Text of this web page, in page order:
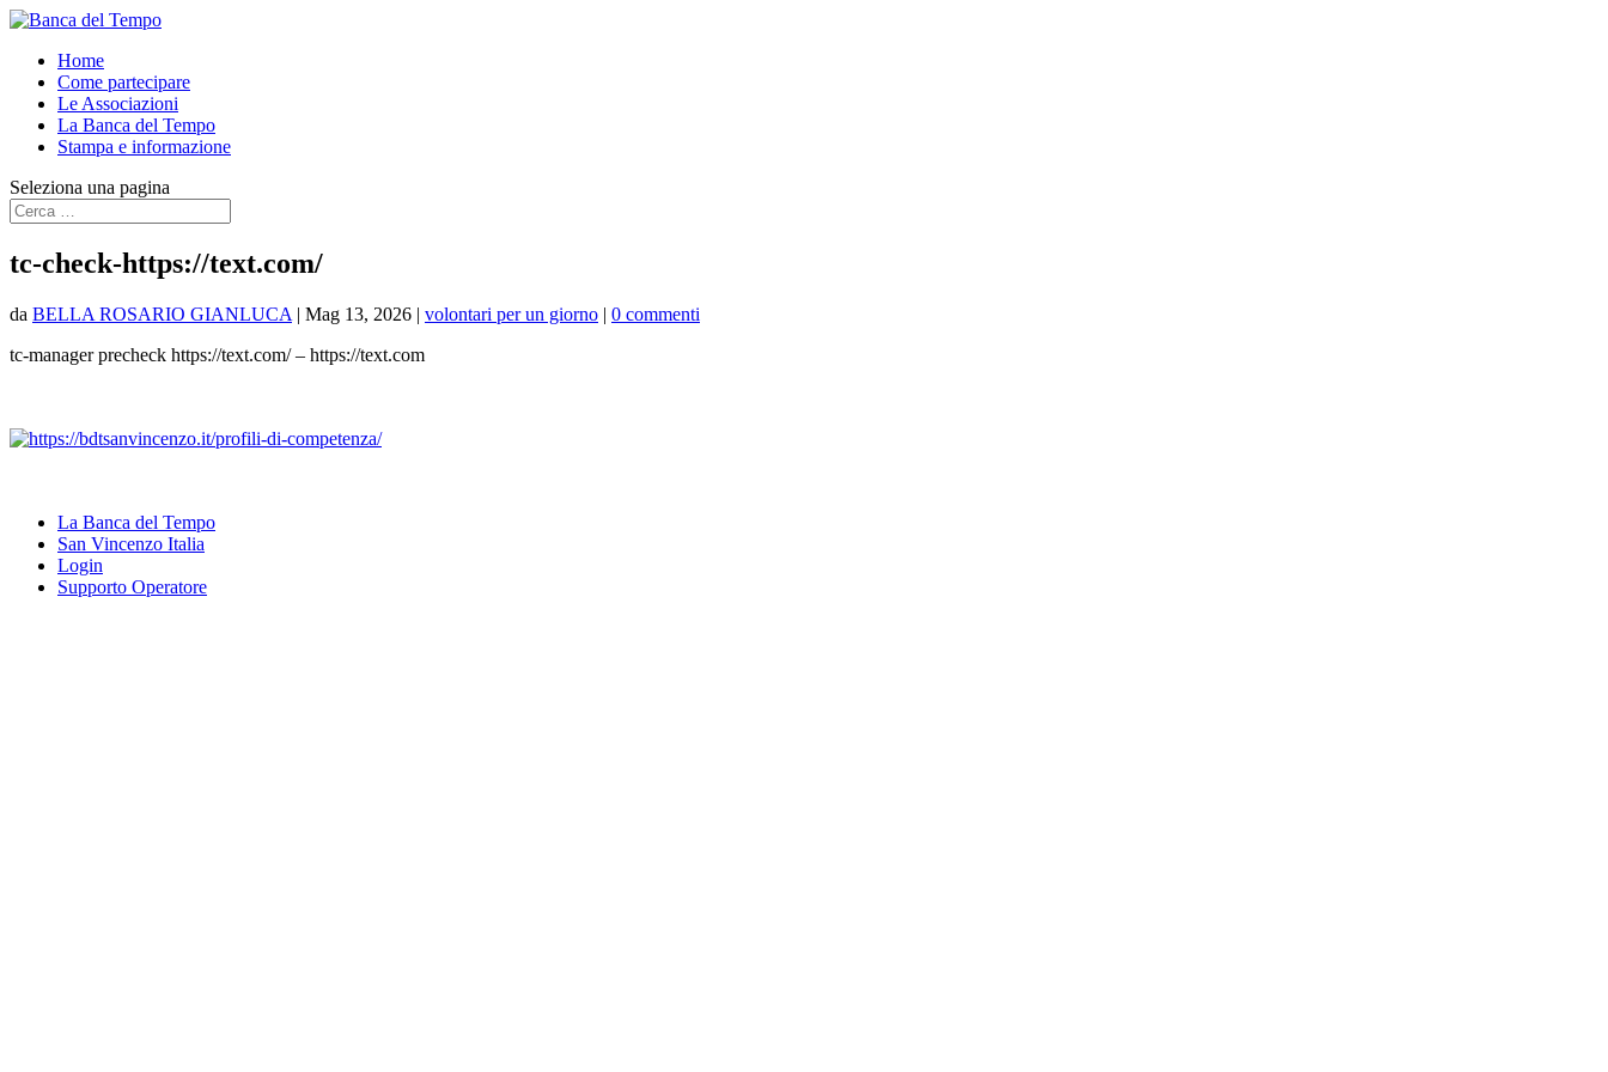
Home
Come partecipare
Le Associazioni
La Banca del Tempo
Stampa e informazione
Seleziona una pagina
tc-check-https://text.com/
da BELLA ROSARIO GIANLUCA | Mag 13, 2026 | volontari per un giorno | 0 commenti
tc-manager precheck https://text.com/ – https://text.com
La Banca del Tempo
San Vincenzo Italia
Login
Supporto Operatore